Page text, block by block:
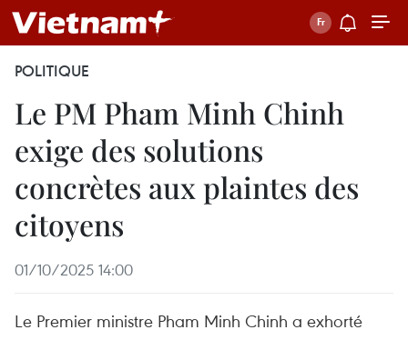
POLITIQUE
Le PM Pham Minh Chinh
exige des solutions
concrètes aux plaintes des
citoyens
01/10/2025 14:00
Le Premier ministre Pham Minh Chinh a exhorté